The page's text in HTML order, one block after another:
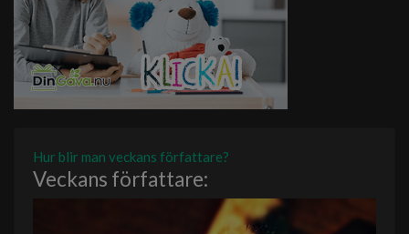
Hur blir man veckans författare?
Veckans författare: